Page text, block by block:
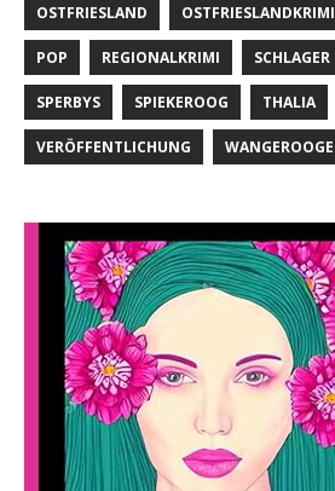
OSTFRIESLAND OSTFRIESLANDKRIMI
POP REGIONALKRIMI SCHLAGER
SPERBYS SPIEKEROOG THALIA
VERÖFFENTLICHUNG WANGEROOGE